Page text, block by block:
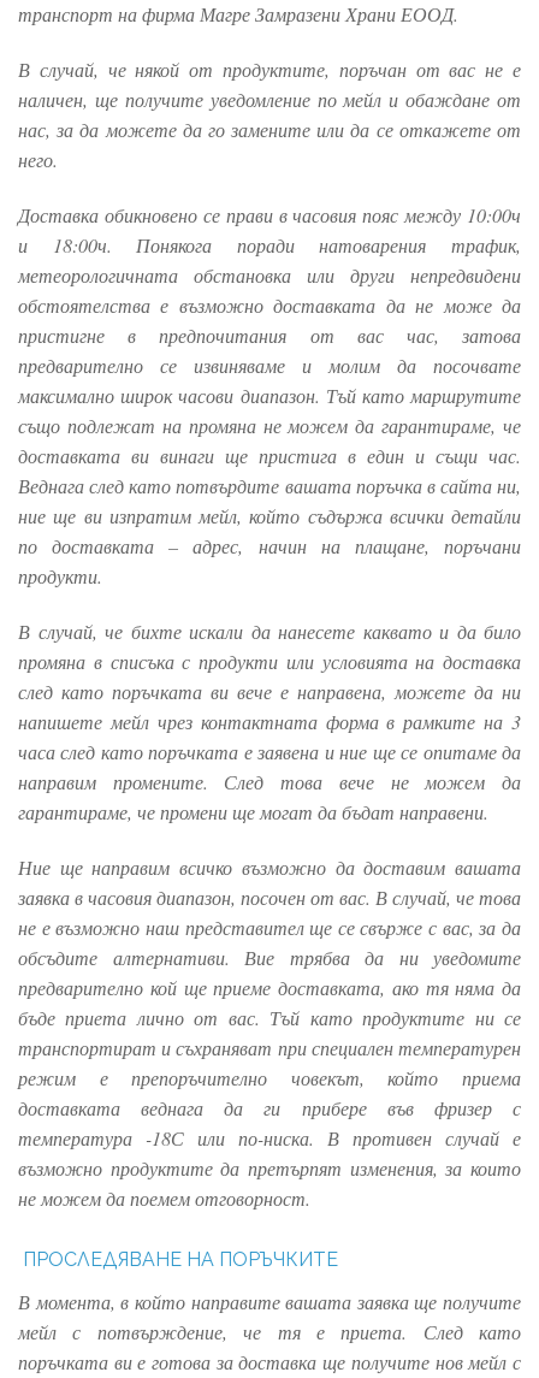
транспорт на фирма Магре Замразени Храни ЕООД.
В случай, че някой от продуктите, поръчан от вас не е
наличен, ще получите уведомление по мейл и обаждане от
нас, за да можете да го замените или да се откажете от
него.
Доставка обикновено се прави в часовия пояс между 10:00ч
и 18:00ч. Понякога поради натоварения трафик,
метеорологичната обстановка или други непредвидени
обстоятелства е възможно доставката да не може да
пристигне в предпочитания от вас час, затова
предварително се извиняваме и молим да посочвате
максимално широк часови диапазон. Тъй като маршрутите
също подлежат на промяна не можем да гарантираме, че
доставката ви винаги ще пристига в един и същи час.
Веднага след като потвърдите вашата поръчка в сайта ни,
ние ще ви изпратим мейл, който съдържа всички детайли
по доставката – адрес, начин на плащане, поръчани
продукти.
В случай, че бихте искали да нанесете каквато и да било
промяна в списъка с продукти или условията на доставка
след като поръчката ви вече е направена, можете да ни
напишете мейл чрез контактната форма в рамките на 3
часа след като поръчката е заявена и ние ще се опитаме да
направим промените. След това вече не можем да
гарантираме, че промени ще могат да бъдат направени.
Ние ще направим всичко възможно да доставим вашата
заявка в часовия диапазон, посочен от вас. В случай, че това
не е възможно наш представител ще се свърже с вас, за да
обсъдите алтернативи. Вие трябва да ни уведомите
предварително кой ще приеме доставката, ако тя няма да
бъде приета лично от вас. Тъй като продуктите ни се
транспортират и съхраняват при специален температурен
режим е препоръчително човекът, който приема
доставката веднага да ги прибере във фризер с
температура -18С или по-ниска. В противен случай е
възможно продуктите да претърпят изменения, за които
не можем да поемем отговорност.
ПРОСЛЕДЯВАНЕ НА ПОРЪЧКИТЕ
В момента, в който направите вашата заявка ще получите
мейл с потвърждение, че тя е приета. След като
поръчката ви е готова за доставка ще получите нов мейл с